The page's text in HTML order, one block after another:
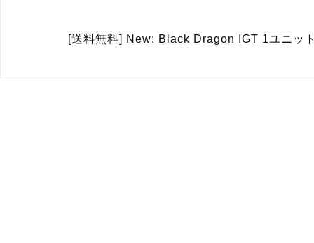
[送料無料] New: Black Dragon IGT 1ユニッ